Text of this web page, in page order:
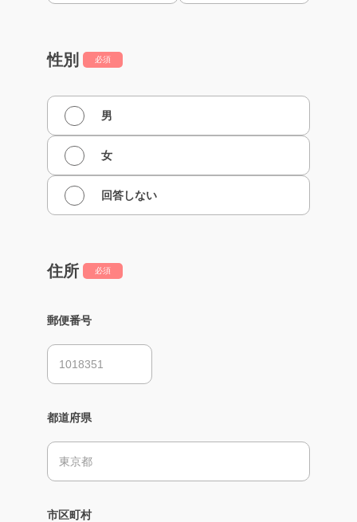
性別 必須
男
女
回答しない
住所 必須
郵便番号
都道府県
市区町村